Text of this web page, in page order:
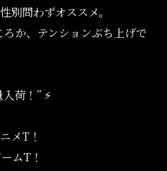
別問わずオススメ。
か、テンションぶち上げで
荷！” ⚡️
メT！
ムT！